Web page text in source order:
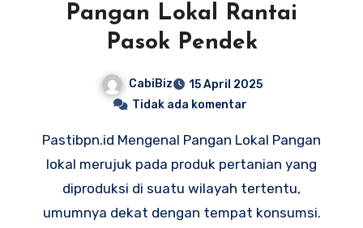
Pangan Lokal Rantai
Pasok Pendek
CabiBiz
15 April 2025
Tidak ada komentar
Pastibpn.id Mengenal Pangan Lokal Pangan
lokal merujuk pada produk pertanian yang
diproduksi di suatu wilayah tertentu,
umumnya dekat dengan tempat konsumsi.